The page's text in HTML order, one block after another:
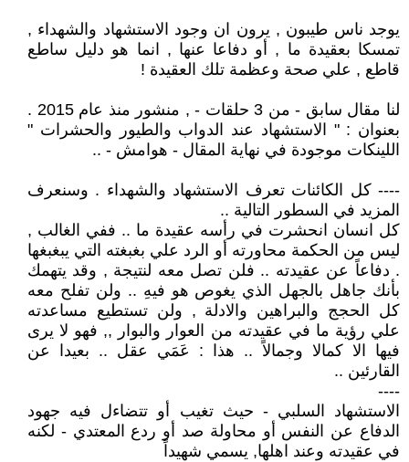
يوجد ناس طيبون , يرون ان وجود الاستشهاد والشهداء ,
تمسكا بعقيدة ما , أو دفاعا عنها , انما هو دليل ساطع
قاطع , علي صحة وعظمة تلك العقيدة !
لنا مقال سابق - من 3 حلقات - , منشور منذ عام 2015 .
بعنوان : " الاستشهاد عند الدواب والطيور والحشرات "
اللينكات موجودة في نهاية المقال - هوامش - ..
---- كل الكائنات تعرف الاستشهاد والشهداء . وسنعرف
المزيد في السطور التالية ..
كل انسان انحشرت في رأسه عقيدة ما .. ففي الغالب ,
ليس من الحكمة محاورته أو الرد علي بغبغته التي يبغبغها
. دفاعاً عن عقيدته .. فلن تصل معه لنتيجة , وقد يتهمك
بأنك جاهل بالجهل الذي يغوص هو فيهِ .. ولن تفلح معه
كل الحجج والبراهين والادلة , ولن تستطيع مساعدته
علي رؤية ما في عقيدته من العوار والبوار ,, فهو لا يرى
فيها الا كمالا وجمالاً .. هذا : عَمَي عقل .. بعيدا عن
القارئين ..
----
الاستشهاد السلبي - حيث تغيب أو تتضاءل فيه جهود
الدفاع عن النفس أو محاولة صد أو ردع المعتدي - لكنه
في عقيدته وعند اهلها, يسمي شهيداً